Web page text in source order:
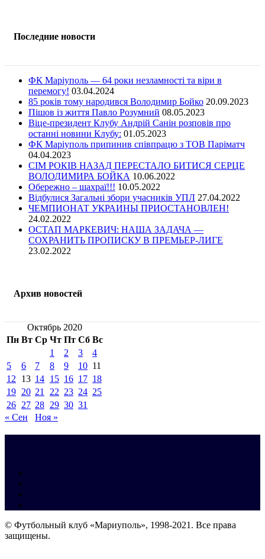
Последние новости
ФК Маріуполь — 64 роки незламності та віри в
перемогу! 03.04.2024
85 років тому народився Володимир Бойко 20.09.2023
Пішов із життя Павло Розумний 08.05.2023
Віце-президент Клубу Андрій Санін розповів про
останні новини Клубу: 01.05.2023
ФК Маріуполь припинив співпрацю з ТОВ Паріматч
04.04.2023
СІМ РОКІВ НАЗАД ПЕРЕСТАЛО БИТИСЯ СЕРЦЕ
ВОЛОДИМИРА БОЙКА 10.06.2022
Обережно – шахраї!!! 10.05.2022
Відбулися Загальні збори учасників УПЛ 27.04.2022
ЧЕМПИОНАТ УКРАИНЫ ПРИОСТАНОВЛЕН!
24.02.2022
ОСТАП МАРКЕВИЧ: НАША ЗАДАЧА —
СОХРАНИТЬ ПРОПИСКУ В ПРЕМЬЕР-ЛИГЕ
23.02.2022
Архив новостей
Октябрь 2020
Пн Вт Ср Чт Пт Сб Вс
1
2 3
4
5
6 7 8 9 10 11
12
13 14 15 16 17 18
19 20 21 22 23 24 25
26 27 28 29 30 31
« Сен
Ноя »
© Футбольный клуб «Мариуполь», 1998-2021. Все права
защищены.